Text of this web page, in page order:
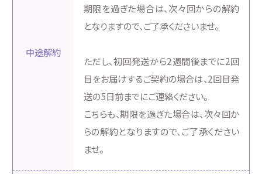
中途解約
期限を過ぎた場合は、次々回からの解約
となりますので、ご了承くださいませ。
ただし、初回発送から2週間後までに2回
目をお届けするご契約の場合は、2回目発
送の5日前までにご連絡ください。
こちらも、期限を過ぎた場合は、次々回か
らの解約となりますので、ご了承ください
ませ。